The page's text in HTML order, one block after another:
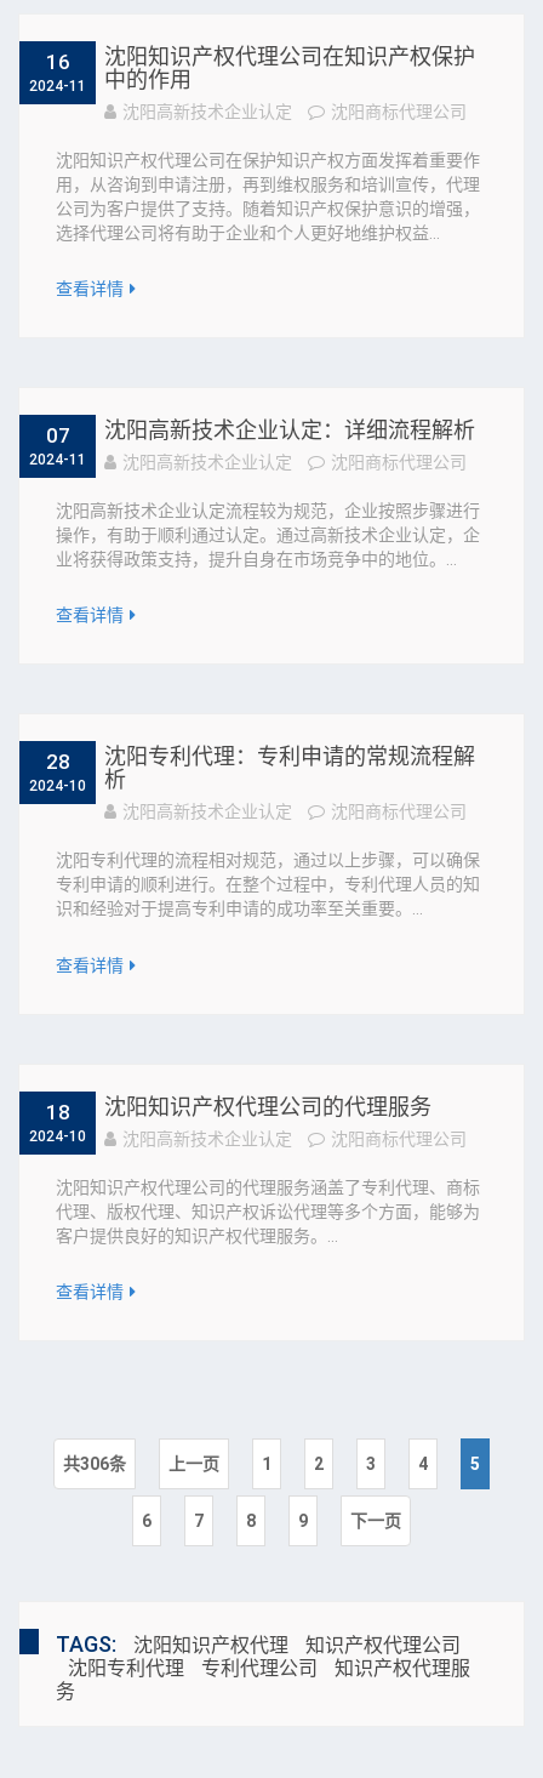
16
2024-11
沈阳知识产权代理公司在知识产权保护
中的作用
沈阳高新技术企业认定 沈阳商标代理公司
沈阳知识产权代理公司在保护知识产权方面发挥着重要作
用，从咨询到申请注册，再到维权服务和培训宣传，代理
公司为客户提供了支持。随着知识产权保护意识的增强，
选择代理公司将有助于企业和个人更好地维护权益...
查看详情
07
2024-11
沈阳高新技术企业认定：详细流程解析
沈阳高新技术企业认定 沈阳商标代理公司
沈阳高新技术企业认定流程较为规范，企业按照步骤进行
操作，有助于顺利通过认定。通过高新技术企业认定，企
业将获得政策支持，提升自身在市场竞争中的地位。...
查看详情
28
2024-10
沈阳专利代理：专利申请的常规流程解
析
沈阳高新技术企业认定 沈阳商标代理公司
沈阳专利代理的流程相对规范，通过以上步骤，可以确保
专利申请的顺利进行。在整个过程中，专利代理人员的知
识和经验对于提高专利申请的成功率至关重要。...
查看详情
18
2024-10
沈阳知识产权代理公司的代理服务
沈阳高新技术企业认定 沈阳商标代理公司
沈阳知识产权代理公司的代理服务涵盖了专利代理、商标
代理、版权代理、知识产权诉讼代理等多个方面，能够为
客户提供良好的知识产权代理服务。...
查看详情
共306条 上一页 1 2 3 4 5
6 7 8 9 下一页
TAGS: 沈阳知识产权代理
知识产权代理公司
沈阳专利代理
专利代理公司
知识产权代理服
务